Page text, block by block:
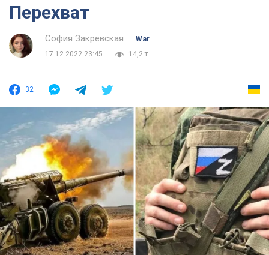
Перехват
София Закревская
War
17.12.2022 23:45
14,2 т.
32